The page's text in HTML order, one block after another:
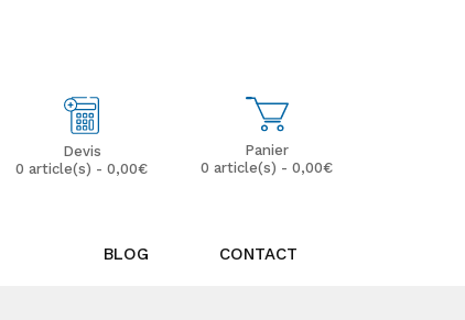
Panier
0 article(s) - 0,00€
Devis
0 article(s) - 0,00€
BLOG CONTACT